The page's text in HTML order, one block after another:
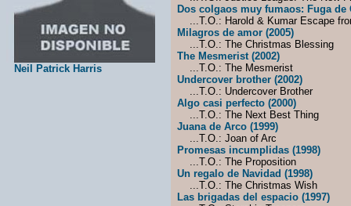
Neil Patrick Harris
Dos colgaos muy fumaos: Fuga de
...T.O.: Harold & Kumar Escape
Milagros de amor (2005)
...T.O.: The Christmas Blessing
The Mesmerist (2002)
...T.O.: The Mesmerist
Undercover brother (2002)
...T.O.: Undercover Brother
Algo casi perfecto (2000)
...T.O.: The Next Best Thing
Juana de Arco (1999)
...T.O.: Joan of Arc
Promesas incumplidas (1998)
...T.O.: The Proposition
Un regalo de Navidad (1998)
...T.O.: The Christmas Wish
Las brigadas del espacio (1997)